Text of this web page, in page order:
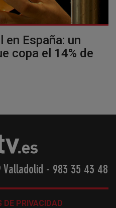
en España: un
copa el 14% de
- 983 35 43 48
DE PRIVACIDAD